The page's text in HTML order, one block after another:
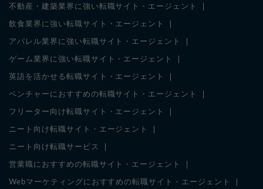
不動産・建築業界に強い転職サイト・エージェント
飲食業界に強い転職サイト・エージェント
アパレル業界に強い転職サイト・エージェント
ゲーム業界に強い転職サイト・エージェント
英語を活かせる転職サイト・エージェント
ベンチャーにおすすめの転職サイト・エージェント
フリーター向け転職サイト・エージェント
ニート向け転職サイト・エージェント
ニート向け転職サービス
営業職におすすめの転職サイト・エージェント
Webマーケティングにおすすめの転職サイト・エージェント